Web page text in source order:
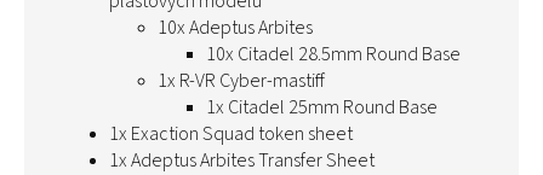
10x Adeptus Arbites
10x Citadel 28.5mm Round Base
1x R-VR Cyber-mastiff
1x Citadel 25mm Round Base
1x Exaction Squad token sheet
1x Adeptus Arbites Transfer Sheet